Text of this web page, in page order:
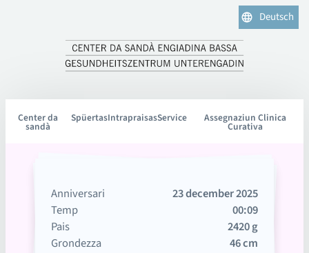
Deutsch
Center da
sandà
SpüertasIntrapraisasService Assegnaziun Clinica
Curativa
Anniversari
23 december 2025
Temp
00:09
Pais
2420 g
Grondezza
46 cm